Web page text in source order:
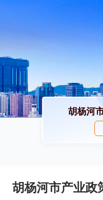
胡杨河
胡杨河市产业政